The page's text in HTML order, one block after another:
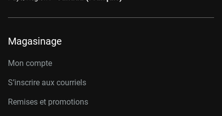
Magasinage
Mon compte
S’inscrire aux courriels
Remises et promotions